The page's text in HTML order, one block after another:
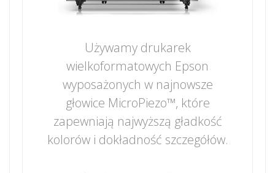
Używamy drukarek
wielkoformatowych Epson
wyposażonych w najnowsze
głowice MicroPiezo™, które
zapewniają najwyższą gładkość
kolorów i dokładność szczegółów.